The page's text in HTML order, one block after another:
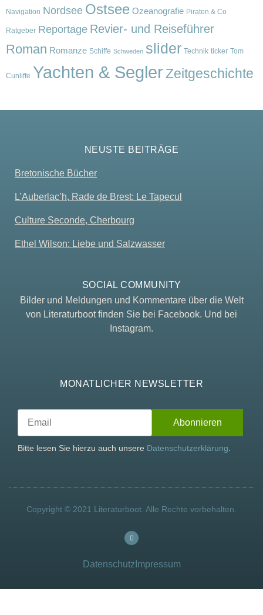
Navigation Nordsee Ostsee Ozeanografie Piraten & Co
Ratgeber Reportage Revier- und Reiseführer
Roman Romanze Schiffe Schweden slider Technik ticker Tom
Cunliffe Yachten & SeglerZeitgeschichte
NEUSTE BEITRÄGE
Bretonische Bücher
L’Auberlac’h, Rade de Brest: Le Tapecul
Culture Seconde, Cherbourg
Ethel Wilson: Liebe und Salzwasser
SOCIAL COMMUNITY
Bilder und Meldungen und Kommentare über die Welt
von Literaturboot finden Sie bei Facebook. Und bei
Instagram.
MONATLICHER NEWSLETTER
Bitte lesen Sie hierzu auch unsere Datenschutzerklärung
Copyright © 2021 Literaturboot. Alle Rechte vorbehalten.
Datenschutz Impressum